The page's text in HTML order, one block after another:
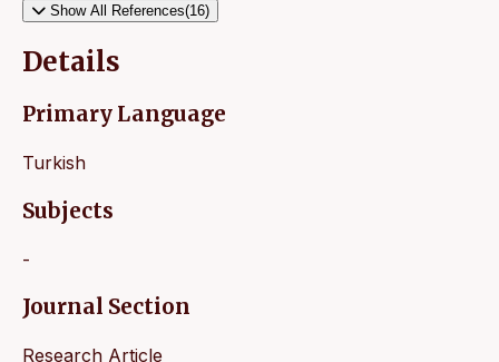
Show All References(16)
Details
Primary Language
Turkish
Subjects
-
Journal Section
Research Article